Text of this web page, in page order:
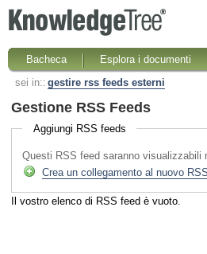
Bacheca
Esplora i documenti
sei in:: gestire rss feeds esterni
Gestione RSS Feeds
Aggiungi RSS feeds
Questi RSS feed saranno visualizzabili
Crea un collegamento al nuovo
Il vostro elenco di RSS feed è vuoto.